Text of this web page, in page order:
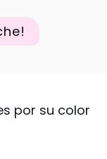
por su color